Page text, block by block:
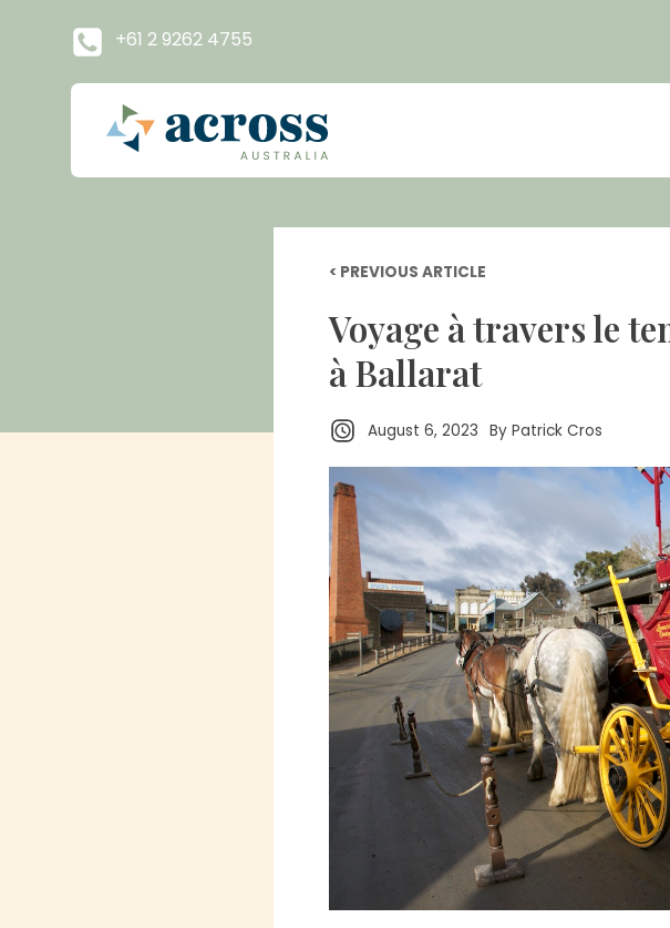
+61 2 9262 4755
< PREVIOUS ARTICLE
Voyage à travers le
à Ballarat
August 6, 2023 By Patrick Cros